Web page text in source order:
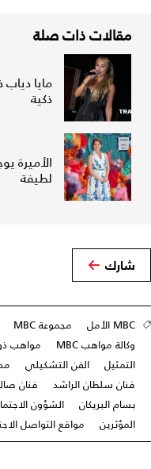
مقالات ذات صلة
مايا
ذكية
الأميرة
لطيفة
شارك
MBC الأمل مجموعة MBC
وكالة مواهب MBC
مواهب
التمثيل
الفن التشكيلي
فنان سلطان الراشد
فنان
بسام البريكان
الشؤون
المؤثرين
مواقع التواصل